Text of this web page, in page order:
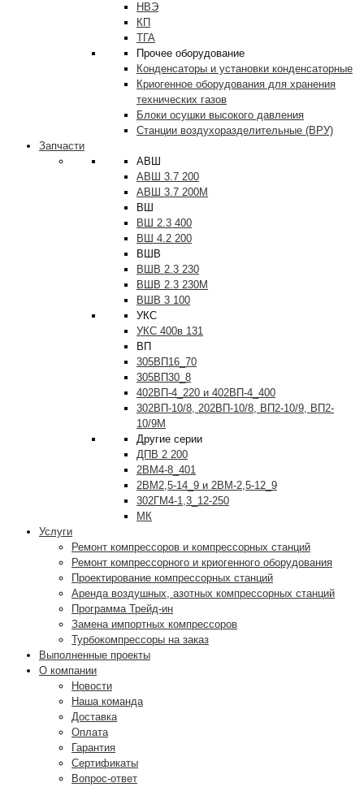
НВЭ
КП
ТГА
Прочее оборудование
Конденсаторы и установки конденсаторные
Криогенное оборудования для хранения
технических газов
Блоки осушки высокого давления
Станции воздухоразделительные (ВРУ)
Запчасти
АВШ
АВШ 3.7 200
АВШ 3.7 200М
ВШ
ВШ 2.3 400
ВШ 4.2 200
ВШВ
ВШВ 2.3 230
ВШВ 2.3 230М
ВШВ 3 100
УКС
УКС 400в 131
ВП
305ВП16_70
305ВП30_8
402ВП-4_220 и 402ВП-4_400
302ВП-10/8, 202ВП-10/8, ВП2-10/9, ВП2-
10/9М
Другие серии
ДПВ 2 200
2ВМ4-8_401
2ВМ2,5-14_9 и 2ВМ-2,5-12_9
302ГМ4-1,3_12-250
МК
Услуги
Ремонт компрессоров и компрессорных станций
Ремонт компрессорного и криогенного оборудования
Проектирование компрессорных станций
Аренда воздушных, азотных компрессорных станций
Программа Трейд-ин
Замена импортных компрессоров
Турбокомпрессоры на заказ
Выполненные проекты
О компании
Новости
Наша команда
Доставка
Оплата
Гарантия
Сертификаты
Вопрос-ответ